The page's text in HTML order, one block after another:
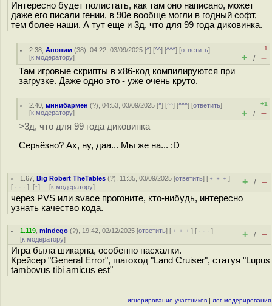
Интересно будет полистать, как там оно написано, может
даже его писали гении, в 90е вообще могли в годный софт,
тем более наши. А тут еще и 3д, что для 99 года диковинка.
2.38 ,Аноним (38), 04:22, 03/09/2025 [^] [^^] [^^^] [ответить]
[к модератору]
–1
+ / –
Там игровые скрипты в x86-код компилируются при
загрузке. Даже одно это - уже очень круто.
2.40 ,минибармен (?), 04:53, 03/09/2025 [^] [^^] [^^^] [ответить]
[к модератору]
+1
+ / –
>3д, что для 99 года диковинка
Серьёзно? Ах, ну, даа... Мы же на... :D
1.67 ,Big Robert TheTables (?), 11:35, 03/09/2025 [ответить] [ ﹢﹢﹢]
[ · · · ] [↑] [к модератору] + / –
через PVS или svace прогоните, кто-нибудь, интересно
узнать качество кода.
1.119 ,mindego (?), 19:42, 02/12/2025 [ответить] [ ﹢﹢﹢] [ · · ·]
[к модератору] + / –
Игра была шикарна, особенно пасхалки.
Крейсер "General Error", шагоход "Land Cruiser", статуя "Lupus
tambovus tibi amicus est"
игнорирование участников | лог модерирования